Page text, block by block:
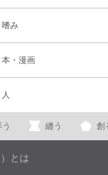
嗜み
本・漫画
人
纏う 創
とは